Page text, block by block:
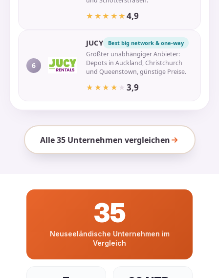
★★★★★
★★★★★ 4,9
6
JUCY Best big network & one-way
Größter unabhängiger Anbieter:
Depots in Auckland, Christchurch
und Queenstown, günstige Preise.
★★★★★
★★★★★ 3,9
Alle 35 Unternehmen vergleichen
35
Neuseeländische Unternehmen im
Vergleich